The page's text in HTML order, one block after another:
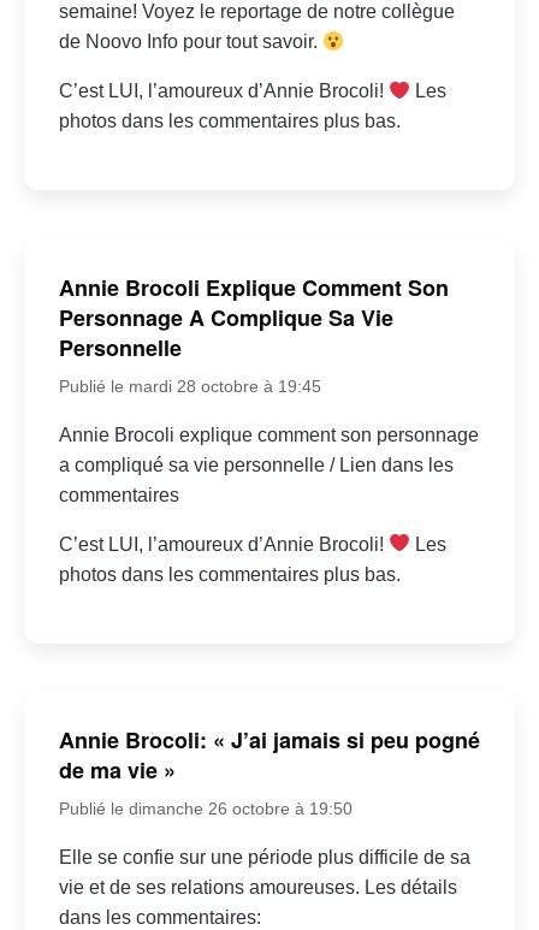
semaine! Voyez le reportage de notre collègue
de Noovo Info pour tout savoir.
C’est LUI, l’amoureux d’Annie Brocoli!
Les
photos dans les commentaires plus bas.
Annie Brocoli Explique Comment Son
Personnage A Complique Sa Vie
Personnelle
Publié le mardi 28 octobre à 19:45
Annie Brocoli explique comment son personnage
a compliqué sa vie personnelle / Lien dans les
commentaires
C’est LUI, l’amoureux d’Annie Brocoli!
Les
photos dans les commentaires plus bas.
Annie Brocoli: « J’ai jamais si peu pogné
de ma vie »
Publié le dimanche 26 octobre à 19:50
Elle se confie sur une période plus difficile de sa
vie et de ses relations amoureuses. Les détails
dans les commentaires: